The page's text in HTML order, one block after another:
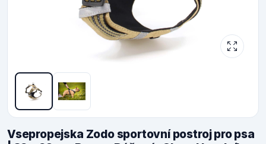
Vsepropejska Zodo sportovní postroj pro psa